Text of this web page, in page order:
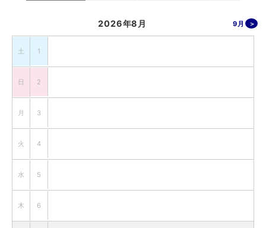
2026年8月 9月
土 1
日 2
月 3
火 4
水 5
木 6